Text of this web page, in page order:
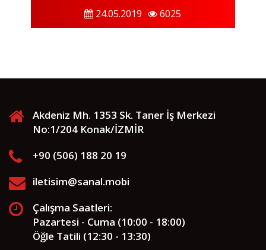
24.05.2019 6025
Akdeniz Mh. 1353 Sk. Taner İş Merkezi
No:1/204 Konak/İZMİR
+90 (506) 188 20 19
iletisim@sanal.mobi
Çalışma Saatleri:
Pazartesi - Cuma (10:00 - 18:00)
Öğle Tatili (12:30 - 13:30)